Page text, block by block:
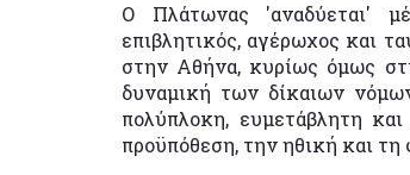
Ο Πλάτωνας 'αναδύεται'
επιβλητικός, αγέρωχος και
στην Αθήνα, κυρίως όμως
δυναμική των δίκαιων
πολύπλοκη, ευμετάβλητη
προϋπόθεση, την ηθική και τη